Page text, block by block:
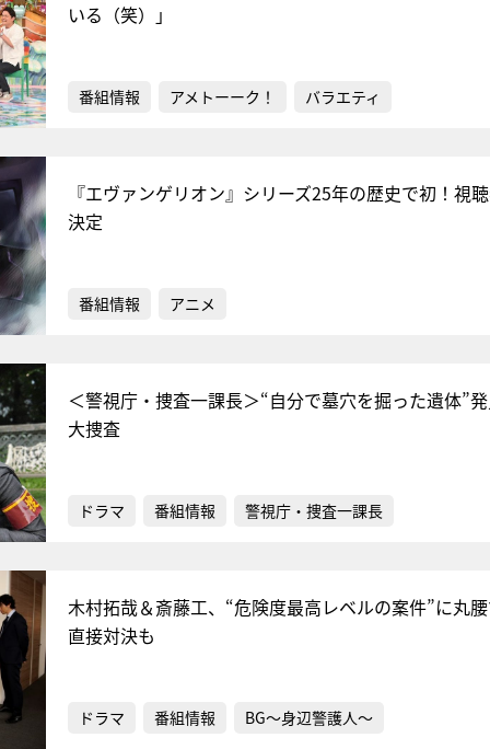
いる（笑）」
番組情報 アメトーーク！ バラエティ
『エヴァンゲリオン』シリーズ25年の歴史で初！視
決定
番組情報 アニメ
＜警視庁・捜査一課長＞“自分で墓穴を掘った遺体”
大捜査
ドラマ 番組情報 警視庁・捜査一課長
木村拓哉＆斎藤工、“危険度最高レベルの案件”に丸
直接対決も
ドラマ 番組情報 BG～身辺警護人～